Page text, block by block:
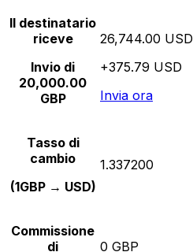
Il destinatario
riceve
Invio di
20,000.00
GBP
26,744.00 USD
+375.79 USD
Invia ora
Tasso di
cambio
(1GBP → USD)
1.337200
Commissione
di
0 GBP